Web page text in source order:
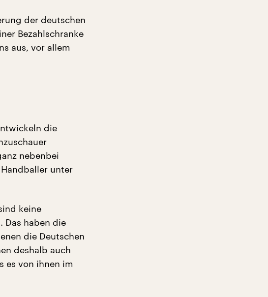
der deutschen
Bezahlschranke
aus, vor allem
die
nebenbei
unter
keine
Das haben die
die Deutschen
deshalb auch
es von ihnen im